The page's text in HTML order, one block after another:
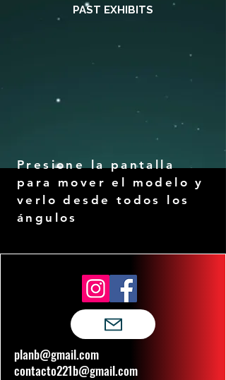
PAST EXHIBITS
Presione la pantalla
para mover el modelo y
verlo desde todos los
ángulos
planb@gmail.com
contacto221b@gmail.com